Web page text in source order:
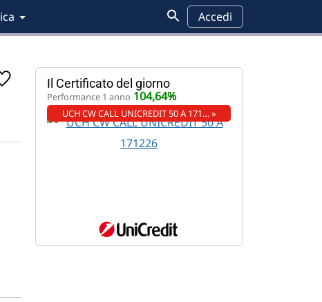
Accedi
Il Certificato del giorno
Performance 1 anno 104,64%
UCH CW CALL UNICREDIT 50 A 171… »